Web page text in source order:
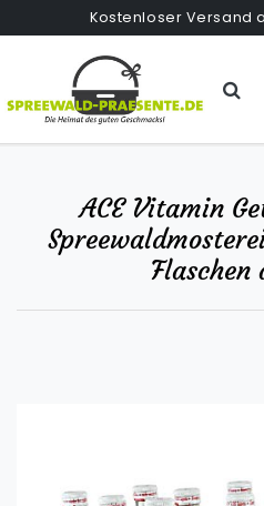
Kostenloser Versand
ACE Vitamin